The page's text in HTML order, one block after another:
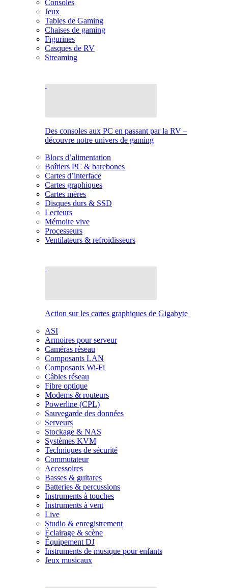
Consoles
Jeux
Tables de Gaming
Chaises de gaming
Figurines
Casques de RV
Streaming
Des consoles aux PC en passant par la RV –
découvre notre univers de gaming
Blocs d’alimentation
Boîtiers PC & barebones
Cartes d’interface
Cartes graphiques
Cartes mères
Disques durs & SSD
Lecteurs
Mémoire vive
Processeurs
Ventilateurs & refroidisseurs
Action sur les cartes graphiques de Gigabyte
ASI
Armoires pour serveur
Caméras réseau
Composants LAN
Composants Wi-Fi
Câbles réseau
Fibre optique
Modems & routeurs
Powerline (CPL)
Sauvegarde des données
Serveurs
Stockage & NAS
Systèmes KVM
Techniques de sécurité
Commutateur
Accessoires
Basses & guitares
Batteries & percussions
Instruments à touches
Instruments à vent
Live
Studio & enregistrement
Éclairage & scène
Équipement DJ
Instruments de musique pour enfants
Jeux musicaux